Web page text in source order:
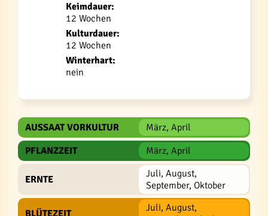
Keimdauer:
12 Wochen
Kulturdauer:
12 Wochen
Winterhart:
nein
AUSSAAT VORKULTUR
März, April
PFLANZZEIT
März, April
ERNTE
Juli, August,
September, Oktober
BLÜTEZEIT
Juli, August,